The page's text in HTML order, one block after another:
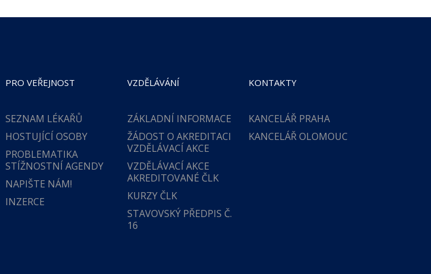
PRO VEŘEJNOST
SEZNAM LÉKAŘŮ
HOSTUJÍCÍ OSOBY
PROBLEMATIKA
STÍŽNOSTNÍ AGENDY
NAPIŠTE NÁM!
INZERCE
VZDĚLÁVÁNÍ
ZÁKLADNÍ INFORMACE
ŽÁDOST O AKREDITACI
VZDĚLÁVACÍ AKCE
VZDĚLÁVACÍ AKCE
AKREDITOVANÉ ČLK
KURZY ČLK
STAVOVSKÝ PŘEDPIS Č.
16
KONTAKTY
KANCELÁŘ PRAHA
KANCELÁŘ OLOMOUC